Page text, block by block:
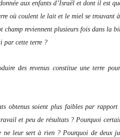
aux enfants d’Israël et dont il est
où coulent le lait et le miel se trouvant
champ reviennent plusieurs fois dans la
par cette terre ?
des revenus constitue une terre
obtenus soient plus faibles par
et peu de résultats ? Pourquoi
leur sert à rien ? Pourquoi de deux